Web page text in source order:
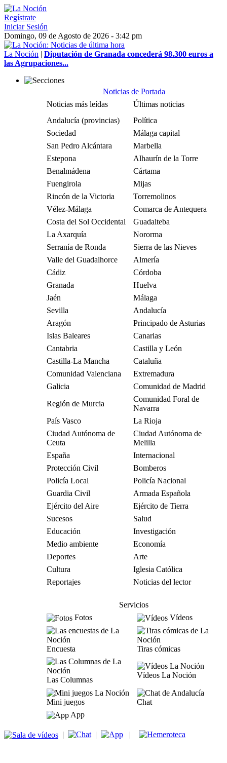
Regístrate
Iniciar Sesión
Domingo, 09 de Agosto de 2026 - 3:42 pm
La Noción | Diputación de Granada concederá 98.300 euros a
las Agrupaciones...
Noticias de Portada
Noticias más leídas
Últimas noticias
Andalucía (provincias)
Política
Sociedad
Málaga capital
San Pedro Alcántara
Marbella
Estepona
Alhaurín de la Torre
Benalmádena
Cártama
Fuengirola
Mijas
Rincón de la Victoria
Torremolinos
Vélez-Málaga
Comarca de Antequera
Costa del Sol Occidental
Guadalteba
La Axarquía
Nororma
Serranía de Ronda
Sierra de las Nieves
Valle del Guadalhorce
Almería
Cádiz
Córdoba
Granada
Huelva
Jaén
Málaga
Sevilla
Andalucía
Aragón
Principado de Asturias
Islas Baleares
Canarias
Cantabria
Castilla y León
Castilla-La Mancha
Cataluña
Comunidad Valenciana
Extremadura
Galicia
Comunidad de Madrid
Región de Murcia
Comunidad Foral de
Navarra
País Vasco
La Rioja
Ciudad Autónoma de
Ceuta
Ciudad Autónoma de
Melilla
España
Internacional
Protección Civil
Bomberos
Policía Local
Policía Nacional
Guardia Civil
Armada Española
Ejército del Aire
Ejército de Tierra
Sucesos
Salud
Educación
Investigación
Medio ambiente
Economía
Deportes
Arte
Cultura
Iglesia Católica
Reportajes
Noticias del lector
Servicios
Fotos
Vídeos
Encuesta Tiras cómicas
Las Columnas
Vídeos La Noción
Mini juegos
Chat
App
| | |